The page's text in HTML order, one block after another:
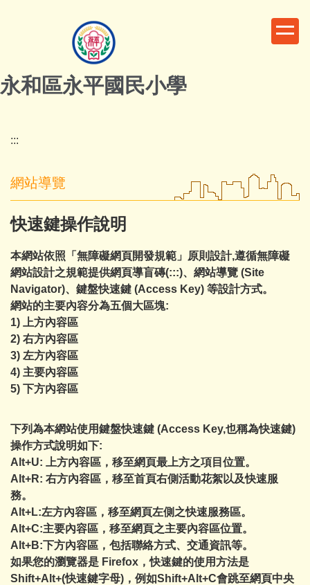
內
容
永和區永平國民小學
:::
網站導覽
快速鍵操作說明
本網站依照「無障礙網頁開發規範」原則設計,遵循無障礙
網站設計之規範提供網頁導盲磚(:::)、網站導覽 (Site
Navigator)、鍵盤快速鍵 (Access Key) 等設計方式。
網站的主要內容分為五個大區塊:
1) 上方內容區
2) 右方內容區
3) 左方內容區
4) 主要內容區
5) 下方內容區
下列為本網站使用鍵盤快速鍵 (Access Key,也稱為快速鍵)
操作方式說明如下:
Alt+U: 上方內容區，移至網頁最上方之項目位置。
Alt+R: 右方內容區，移至首頁右側活動花絮以及快速服
務。
Alt+L:左方內容區，移至網頁左側之快速服務區。
Alt+C:主要內容區，移至網頁之主要內容區位置。
Alt+B:下方內容區，包括聯絡方式、交通資訊等。
如果您的瀏覽器是 Firefox，快速鍵的使用方法是
Shift+Alt+(快速鍵字母)，例如Shift+Alt+C會跳至網頁中央